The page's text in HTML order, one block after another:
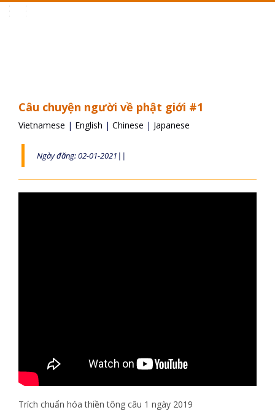
Câu chuyện người về phật giới #1
Vietnamese | English | Chinese | Japanese
Ngày đăng: 02-01-2021||
Trích chuẩn hóa thiền tông câu 1 ngày 2019